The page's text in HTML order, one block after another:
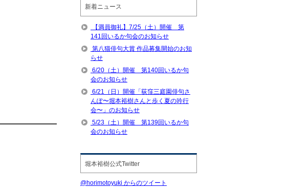
新着ニュース
【満員御礼】7/25（土）開催 第
141回いるか句会のお知らせ
第八猫俳句大賞 作品募集開始のお知
らせ
6/20（土）開催 第140回いるか句
会のお知らせ
6/21（日）開催「荻窪三庭園俳句さ
んぽ〜堀本裕樹さんと歩く夏の吟行
会〜」のお知らせ
5/23（土）開催 第139回いるか句
会のお知らせ
堀本裕樹公式Twitter
@horimotoyuki からのツイート